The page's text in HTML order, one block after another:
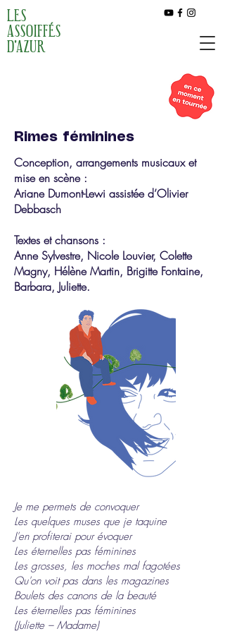
LES
ASSOIFFÉS
D'AZUR
Rimes féminines
Conception, arrangements musicaux et
mise en scène :
Ariane Dumont-Lewi assistée d’Olivier
Debbasch
Textes et chansons :
Anne Sylvestre, Nicole Louvier, Colette
Magny, Hélène Martin, Brigitte Fontaine,
Barbara, Juliette.
moment
en tournée
Je me permets de convoquer
Les quelques muses que je taquine
J'en profiterai pour évoquer
Les éternelles pas féminines
Les grosses, les moches mal fagotées
Qu'on voit pas dans les magazines
Boulets des canons de la beauté
Les éternelles pas féminines
(Juliette – Madame)